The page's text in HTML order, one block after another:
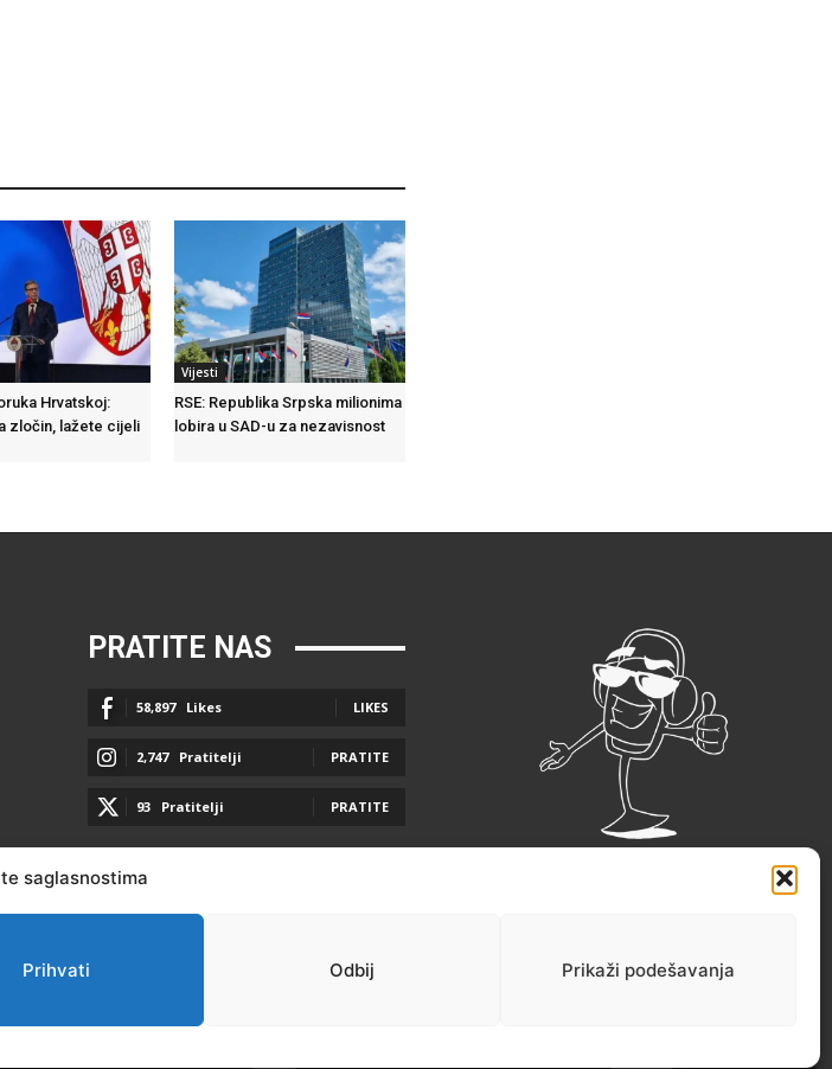
saglasnostima
Prihvati Odbij Prikaži podešavanja
Hrvatskoj:
zločin, lažete cijeli
Vijesti
RSE: Republika Srpska milionima
lobira u SAD-u za nezavisnost
PRATITE NAS
58,897 Likes LIKES
2,747 Pratitelji PRATITE
93 Pratitelji PRATITE